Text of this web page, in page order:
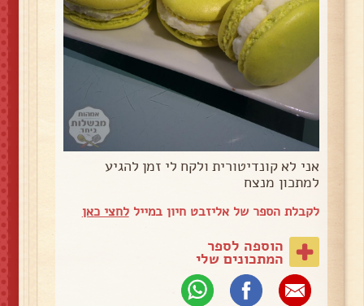
אני לא קונדיטורית ולקח לי זמן להגיע
למתכון מנצח
לקבלת הספר של אליזבט חיון במייללחצי כאן
הוספה לספר
המתכונים שלי